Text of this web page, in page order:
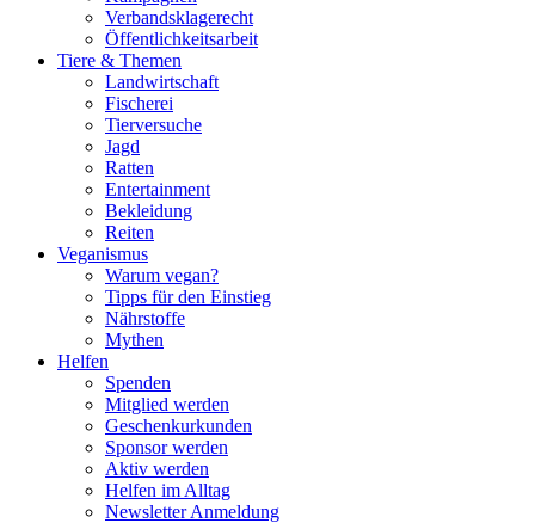
Verbandsklagerecht
Öffentlichkeitsarbeit
Tiere & Themen
Landwirtschaft
Fischerei
Tierversuche
Jagd
Ratten
Entertainment
Bekleidung
Reiten
Veganismus
Warum vegan?
Tipps für den Einstieg
Nährstoffe
Mythen
Helfen
Spenden
Mitglied werden
Geschenkurkunden
Sponsor werden
Aktiv werden
Helfen im Alltag
Newsletter Anmeldung